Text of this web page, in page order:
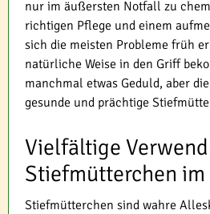
nur im äußersten Notfall zu
richtigen Pflege und einem
sich die meisten Probleme früh
natürliche Weise in den Griff
manchmal etwas Geduld, aber
gesunde und prächtige
Vielfältige
Stiefmütterchen im
Stiefmütterchen sind wahre